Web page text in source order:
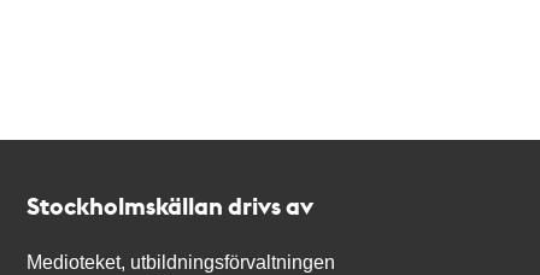
Stockholmskällan drivs av
Medioteket, utbildningsförvaltningen